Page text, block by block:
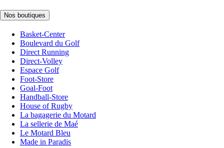
Nos boutiques
Basket-Center
Boulevard du Golf
Direct Running
Direct-Volley
Espace Golf
Foot-Store
Goal-Foot
Handball-Store
House of Rugby
La bagagerie du Motard
La sellerie de Maé
Le Motard Bleu
Made in Paradis